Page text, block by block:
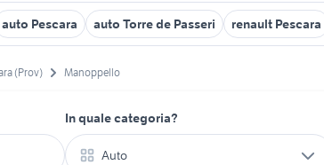
auto Pescara auto Torre de Passeri renault Pescara
(Prov) Manoppello
In quale categoria?
Auto